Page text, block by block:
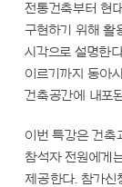
전통건축부터 현
구현하기 위해 활
시각으로 설명한
이르기까지 동아
건축공간에 내포
이번 특강은 건축
참석자 전원에게
제공한다. 참가신